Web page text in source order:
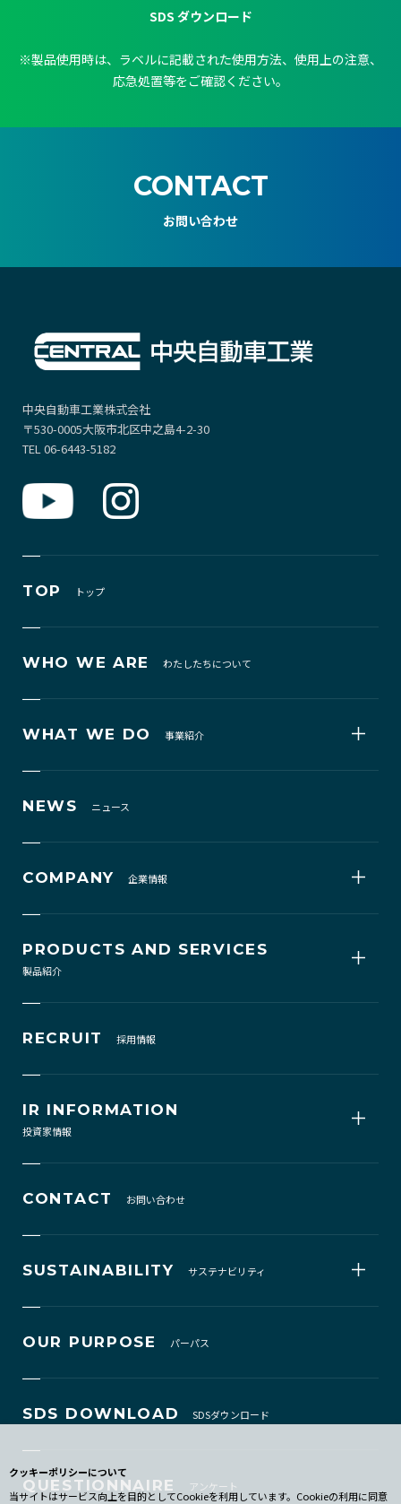
クッキーポリシーについて
当サイトはサービス向上を目的としてCookieを利用しています。Cookieの利用に同意
SDS ダウンロード
※製品使用時は、ラベルに記載された使用方法、使用上の注意、
応急処置等をご確認ください。
CONTACT
お問い合わせ
中央自動車工業株式会社
〒530-0005大阪市北区中之島4-2-30
TEL 06-6443-5182
TOP トップ
WHO WE ARE わたしたちについて
WHAT WE DO 事業紹介
NEWS ニュース
COMPANY 企業情報
PRODUCTS AND SERVICES
製品紹介
RECRUIT 採用情報
IR INFORMATION
投資家情報
CONTACT お問い合わせ
SUSTAINABILITY サステナビリティ
OUR PURPOSE パーパス
SDS DOWNLOAD SDSダウンロード
QUESTIONNAIRE アンケート